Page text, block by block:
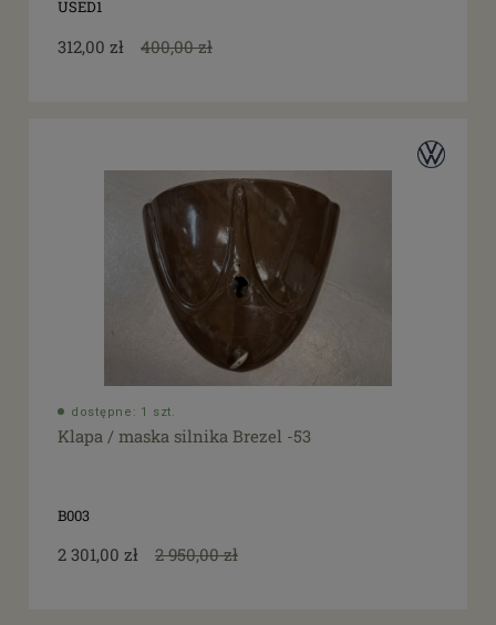
USED1
312,00 zł 400,00 zł
dostępne: 1 szt.
Klapa / maska silnika Brezel -53
B003
2 301,00 zł 2 950,00 zł